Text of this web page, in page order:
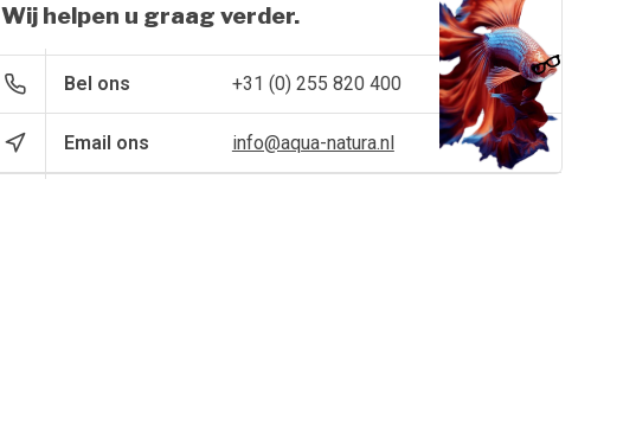
Wij helpen u graag verder.
Bel ons +31 (0) 255 820 400
Email ons info@aqua-natura.nl